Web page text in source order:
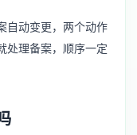
自动变更，两个动作
处理备案，顺序一定